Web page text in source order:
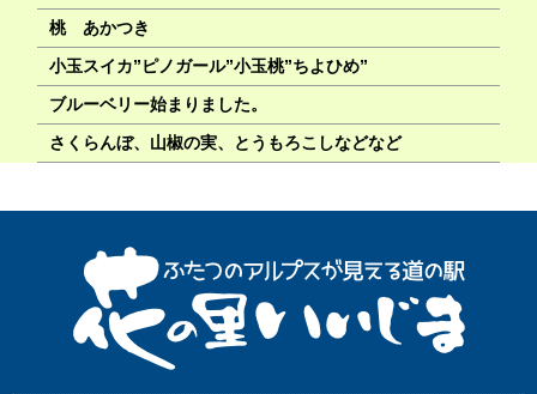
桃 あかつき
小玉スイカ”ピノガール”小玉桃”ちよひめ”
ブルーベリー始まりました。
さくらんぼ、山椒の実、とうもろこしなどなど